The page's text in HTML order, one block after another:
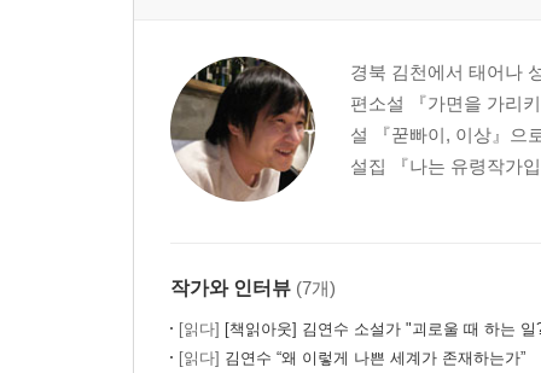
산문┃비로소 형용할 길 없는 위안이 내려올 때까지
대담┃읽을 만한 책, 계속 읽을 만한 책
아홉 번째 청춘의 문장 치유된다는 것
산문┃20억 광년의 고독으로 우리는 서로를
열 번째 청춘의 문장 다시 10년이라는 것
대담┃그때까지는 계속 소설을
경북 김천에서 태어나
편소설 『가면을 가리
설 『꾿빠이, 이상』으
설집 『나는 유령작가
작가와 인터뷰 (7개)
[읽다] [책읽아웃] 김연수 소설가 "괴로울 때 하는 일? 시급하게 나무
[읽다] 김연수 “왜 이렇게 나쁜 세계가 존재하는가”